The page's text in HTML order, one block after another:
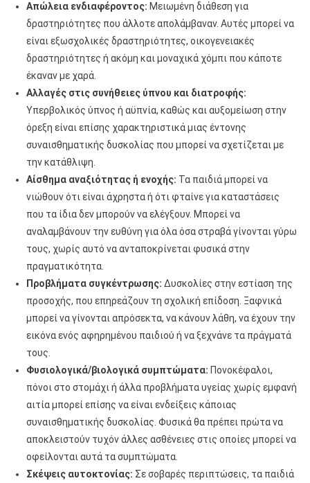
Απώλεια ενδιαφέροντος: Μειωμένη διάθεση για
δραστηριότητες που άλλοτε απολάμβαναν. Αυτές μπορεί να
είναι εξωσχολικές δραστηριότητες, οικογενειακές
δραστηριότητες ή ακόμη και μοναχικά χόμπι που κάποτε
έκαναν με χαρά.
Αλλαγές στις συνήθειες ύπνου και διατροφής:
Υπερβολικός ύπνος ή αϋπνία, καθώς και αυξομείωση στην
όρεξη είναι επίσης χαρακτηριστικά μιας έντονης
συναισθηματικής δυσκολίας που μπορεί να σχετίζεται με
την κατάθλιψη.
Αίσθημα αναξιότητας ή ενοχής: Τα παιδιά μπορεί να
νιώθουν ότι είναι άχρηστα ή ότι φταίνε για καταστάσεις
που τα ίδια δεν μπορούν να ελέγξουν. Μπορεί να
αναλαμβάνουν την ευθύνη για όλα όσα στραβά γίνονται γύρω
τους, χωρίς αυτό να ανταποκρίνεται φυσικά στην
πραγματικότητα.
Προβλήματα συγκέντρωσης: Δυσκολίες στην εστίαση της
προσοχής, που επηρεάζουν τη σχολική επίδοση. Ξαφνικά
μπορεί να γίνονται απρόσεκτα, να κάνουν λάθη, να έχουν την
εικόνα ενός αφηρημένου παιδιού ή να ξεχνάνε τα πράγματά
τους.
Φυσιολογικά/βιολογικά συμπτώματα: Πονοκέφαλοι,
πόνοι στο στομάχι ή άλλα προβλήματα υγείας χωρίς εμφανή
αιτία μπορεί επίσης να είναι ενδείξεις κάποιας
συναισθηματικής δυσκολίας. Φυσικά θα πρέπει πρώτα να
αποκλειστούν τυχόν άλλες ασθένειες στις οποίες μπορεί να
οφείλονται αυτά τα συμπτώματα.
Σκέψεις αυτοκτονίας: Σε σοβαρές περιπτώσεις, τα παιδιά